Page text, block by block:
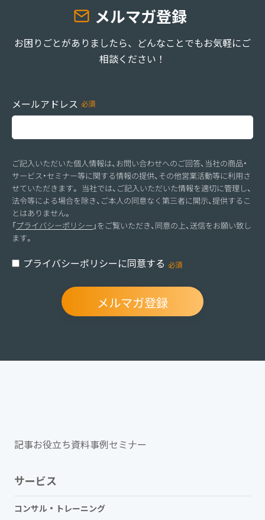
メルマガ登録
お困りごとがありましたら、どんなことでもお気軽にご
相談ください！
メールアドレス
ご記入いただいた個人情報は、お問い合わせへのご回答、当社の商品・
サービス・セミナー等に関する情報の提供、その他営業活動等に利用さ
せていただきます。 当社では、ご記入いただいた情報を適切に管理し、
法令等による場合を除き、ご本人の同意なく第三者に開示、提供するこ
とはありません。
「プライバシーポリシー 」をご覧いただき、同意の上、送信をお願い致し
ます。
プライバシーポリシーに同意する
記事お役立ち資料事例セミナー
サービス
コンサル・トレーニング